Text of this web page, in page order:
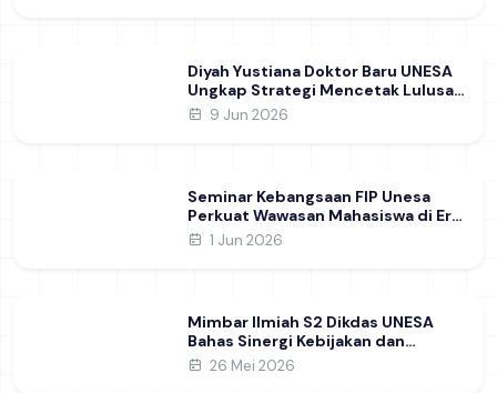
Ilmiah Internasional dukung SDG 4
Diyah Yustiana Doktor Baru UNESA
Ungkap Strategi Mencetak Lulusan
SMK yang Siap Hadapi Dunia Kerja
9 Jun 2026
Seminar Kebangsaan FIP Unesa
Perkuat Wawasan Mahasiswa di Era
Geopolitik Global&nbsp;
1 Jun 2026
Mimbar Ilmiah S2 Dikdas UNESA
Bahas Sinergi Kebijakan dan
Pendidikan
26 Mei 2026